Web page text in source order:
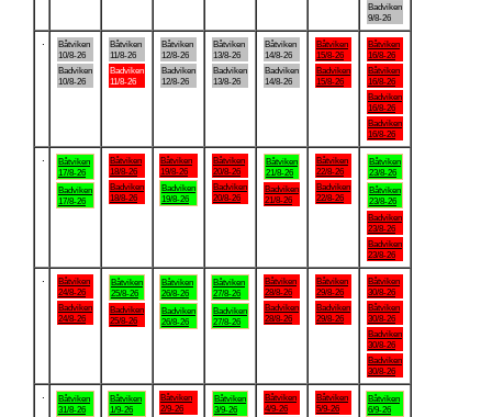
Badviken
9/8-26
Båtviken
10/8-26
Badviken
10/8-26
Båtviken
11/8-26
Badviken
11/8-26
Båtviken
12/8-26
Badviken
12/8-26
Båtviken
13/8-26
Badviken
13/8-26
Båtviken
14/8-26
Badviken
14/8-26
Båtviken
15/8-26
Badviken
15/8-26
Båtviken
16/8-26
Båtviken
16/8-26
Badviken
16/8-26
Badviken
16/8-26
Båtviken
17/8-26
Badviken
17/8-26
Båtviken
18/8-26
Badviken
18/8-26
Båtviken
19/8-26
Badviken
19/8-26
Båtviken
20/8-26
Badviken
20/8-26
Båtviken
21/8-26
Badviken
21/8-26
Båtviken
22/8-26
Badviken
22/8-26
Båtviken
23/8-26
Båtviken
23/8-26
Badviken
23/8-26
Badviken
23/8-26
Båtviken
24/8-26
Badviken
24/8-26
Båtviken
25/8-26
Badviken
25/8-26
Båtviken
26/8-26
Badviken
26/8-26
Båtviken
27/8-26
Badviken
27/8-26
Båtviken
28/8-26
Badviken
28/8-26
Båtviken
29/8-26
Badviken
29/8-26
Båtviken
30/8-26
Båtviken
30/8-26
Badviken
30/8-26
Badviken
30/8-26
Båtviken
31/8-26
Båtviken
1/9-26
Båtviken
2/9-26
Båtviken
3/9-26
Båtviken
4/9-26
Båtviken
5/9-26
Båtviken
6/9-26